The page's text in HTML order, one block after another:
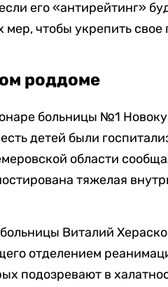
его «антирейтинг»
чтобы укрепить
роддоме
больницы №1
детей были
области
тяжелая
Виталий
отделением
подозревают в